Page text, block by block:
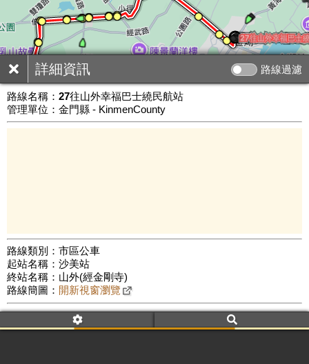
詳細資訊 路線過濾
路線名稱： 27往山外幸福巴士繞民航站
管理單位：金門縣 - KinmenCounty
路線類別：市區公車
起站名稱：沙美站
終站名稱：山外(經金剛寺)
路線簡圖： 開新視窗瀏覽
附屬名稱：27往山外幸福巴士繞民航站
車頭描述：27往山外幸福巴士繞民航站
公車數量: 累計7786、上線6716